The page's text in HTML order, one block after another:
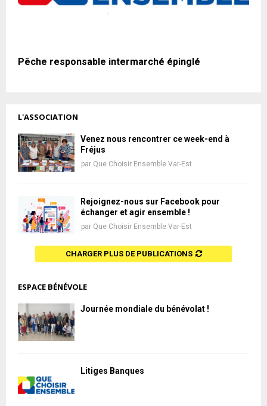
Pêche responsable intermarché épinglé
L'ASSOCIATION
Venez nous rencontrer ce week-end à
Fréjus
par Que Choisir Ensemble Var-Est
Rejoignez-nous sur Facebook pour
échanger et agir ensemble !
par Que Choisir Ensemble Var-Est
CHARGER PLUS DE PUBLICATIONS
ESPACE BÉNÉVOLE
Journée mondiale du bénévolat !
Litiges Banques